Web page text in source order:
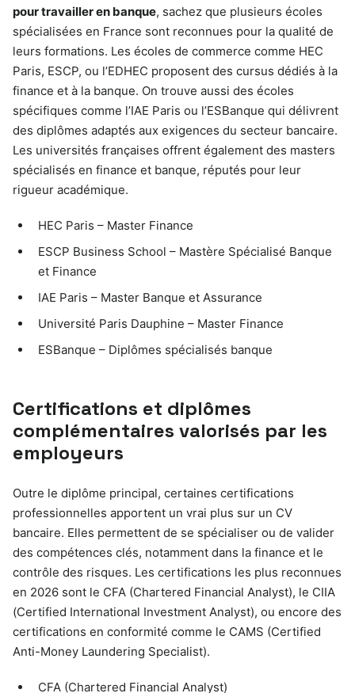
pour travailler en banque, sachez que plusieurs écoles
spécialisées en France sont reconnues pour la qualité de
leurs formations. Les écoles de commerce comme HEC
Paris, ESCP, ou l’EDHEC proposent des cursus dédiés à la
finance et à la banque. On trouve aussi des écoles
spécifiques comme l’IAE Paris ou l’ESBanque qui délivrent
des diplômes adaptés aux exigences du secteur bancaire.
Les universités françaises offrent également des masters
spécialisés en finance et banque, réputés pour leur
rigueur académique.
HEC Paris – Master Finance
ESCP Business School – Mastère Spécialisé Banque
et Finance
IAE Paris – Master Banque et Assurance
Université Paris Dauphine – Master Finance
ESBanque – Diplômes spécialisés banque
Certifications et diplômes
complémentaires valorisés par les
employeurs
Outre le diplôme principal, certaines certifications
professionnelles apportent un vrai plus sur un CV
bancaire. Elles permettent de se spécialiser ou de valider
des compétences clés, notamment dans la finance et le
contrôle des risques. Les certifications les plus reconnues
en 2026 sont le CFA (Chartered Financial Analyst), le CIIA
(Certified International Investment Analyst), ou encore des
certifications en conformité comme le CAMS (Certified
Anti-Money Laundering Specialist).
CFA (Chartered Financial Analyst)